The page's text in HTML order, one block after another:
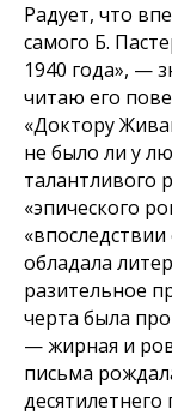
Радует, что
самого Б.
1940 года», —
читаю его
«Доктору
не было ли у
талантливого
«эпического
обладала
разительное
черта была
— жирная и
письма